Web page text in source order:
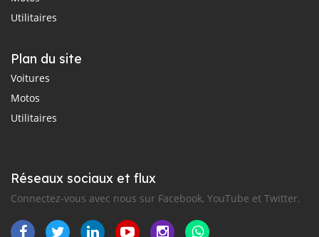
Utilitaires
Plan du site
Voitures
Motos
Utilitaires
Réseaux sociaux et flux
Connectez-vous avec nous sur Facebook, YouTube et Twitter.